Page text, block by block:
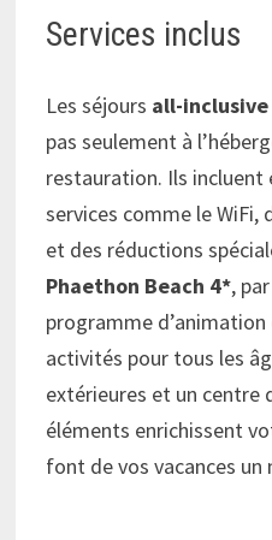
Services inclus
Les séjours all-inclusive
pas seulement à
restauration. Ils incluent
services comme le WiFi,
et des réductions
Phaethon Beach 4*,
programme
activités pour tous les
extérieures et un centre
éléments enrichissent
font de vos vacances